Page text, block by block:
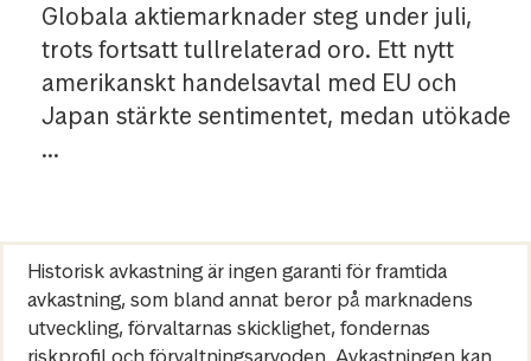
Globala aktiemarknader steg under juli,
trots fortsatt tullrelaterad oro. Ett nytt
amerikanskt handelsavtal med EU och
Japan stärkte sentimentet, medan utökade
...
Historisk avkastning är ingen garanti för framtida
avkastning, som bland annat beror på marknadens
utveckling, förvaltarnas skicklighet, fondernas